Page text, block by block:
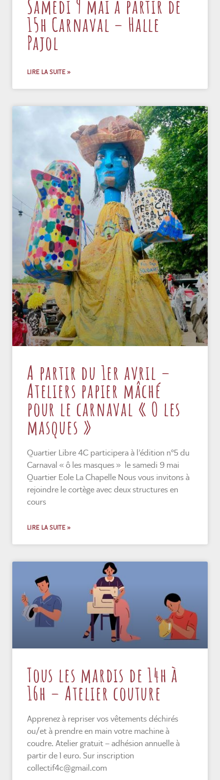
Samedi 9 mai à partir de
15h Carnaval – Halle
Pajol
LIRE LA SUITE »
A partir du 1er avril –
Ateliers papier mâché
pour le carnaval « O les
masques »
Quartier Libre 4C participera à l’édition n°5 du
Carnaval « ô les masques » le samedi 9 mai
Quartier Eole La Chapelle Nous vous invitons à
rejoindre le cortège avec deux structures en
cours
LIRE LA SUITE »
Tous les mardis de 14h à
16h – Atelier couture
Apprenez à repriser vos vêtements déchirés
ou/et à prendre en main votre machine à
coudre. Atelier gratuit – adhésion annuelle à
partir de 1 euro. Sur inscription
collectif4c@gmail.com